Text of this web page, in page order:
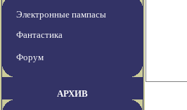
Электронные пампасы
Фантастика
Форум
АРХИВ